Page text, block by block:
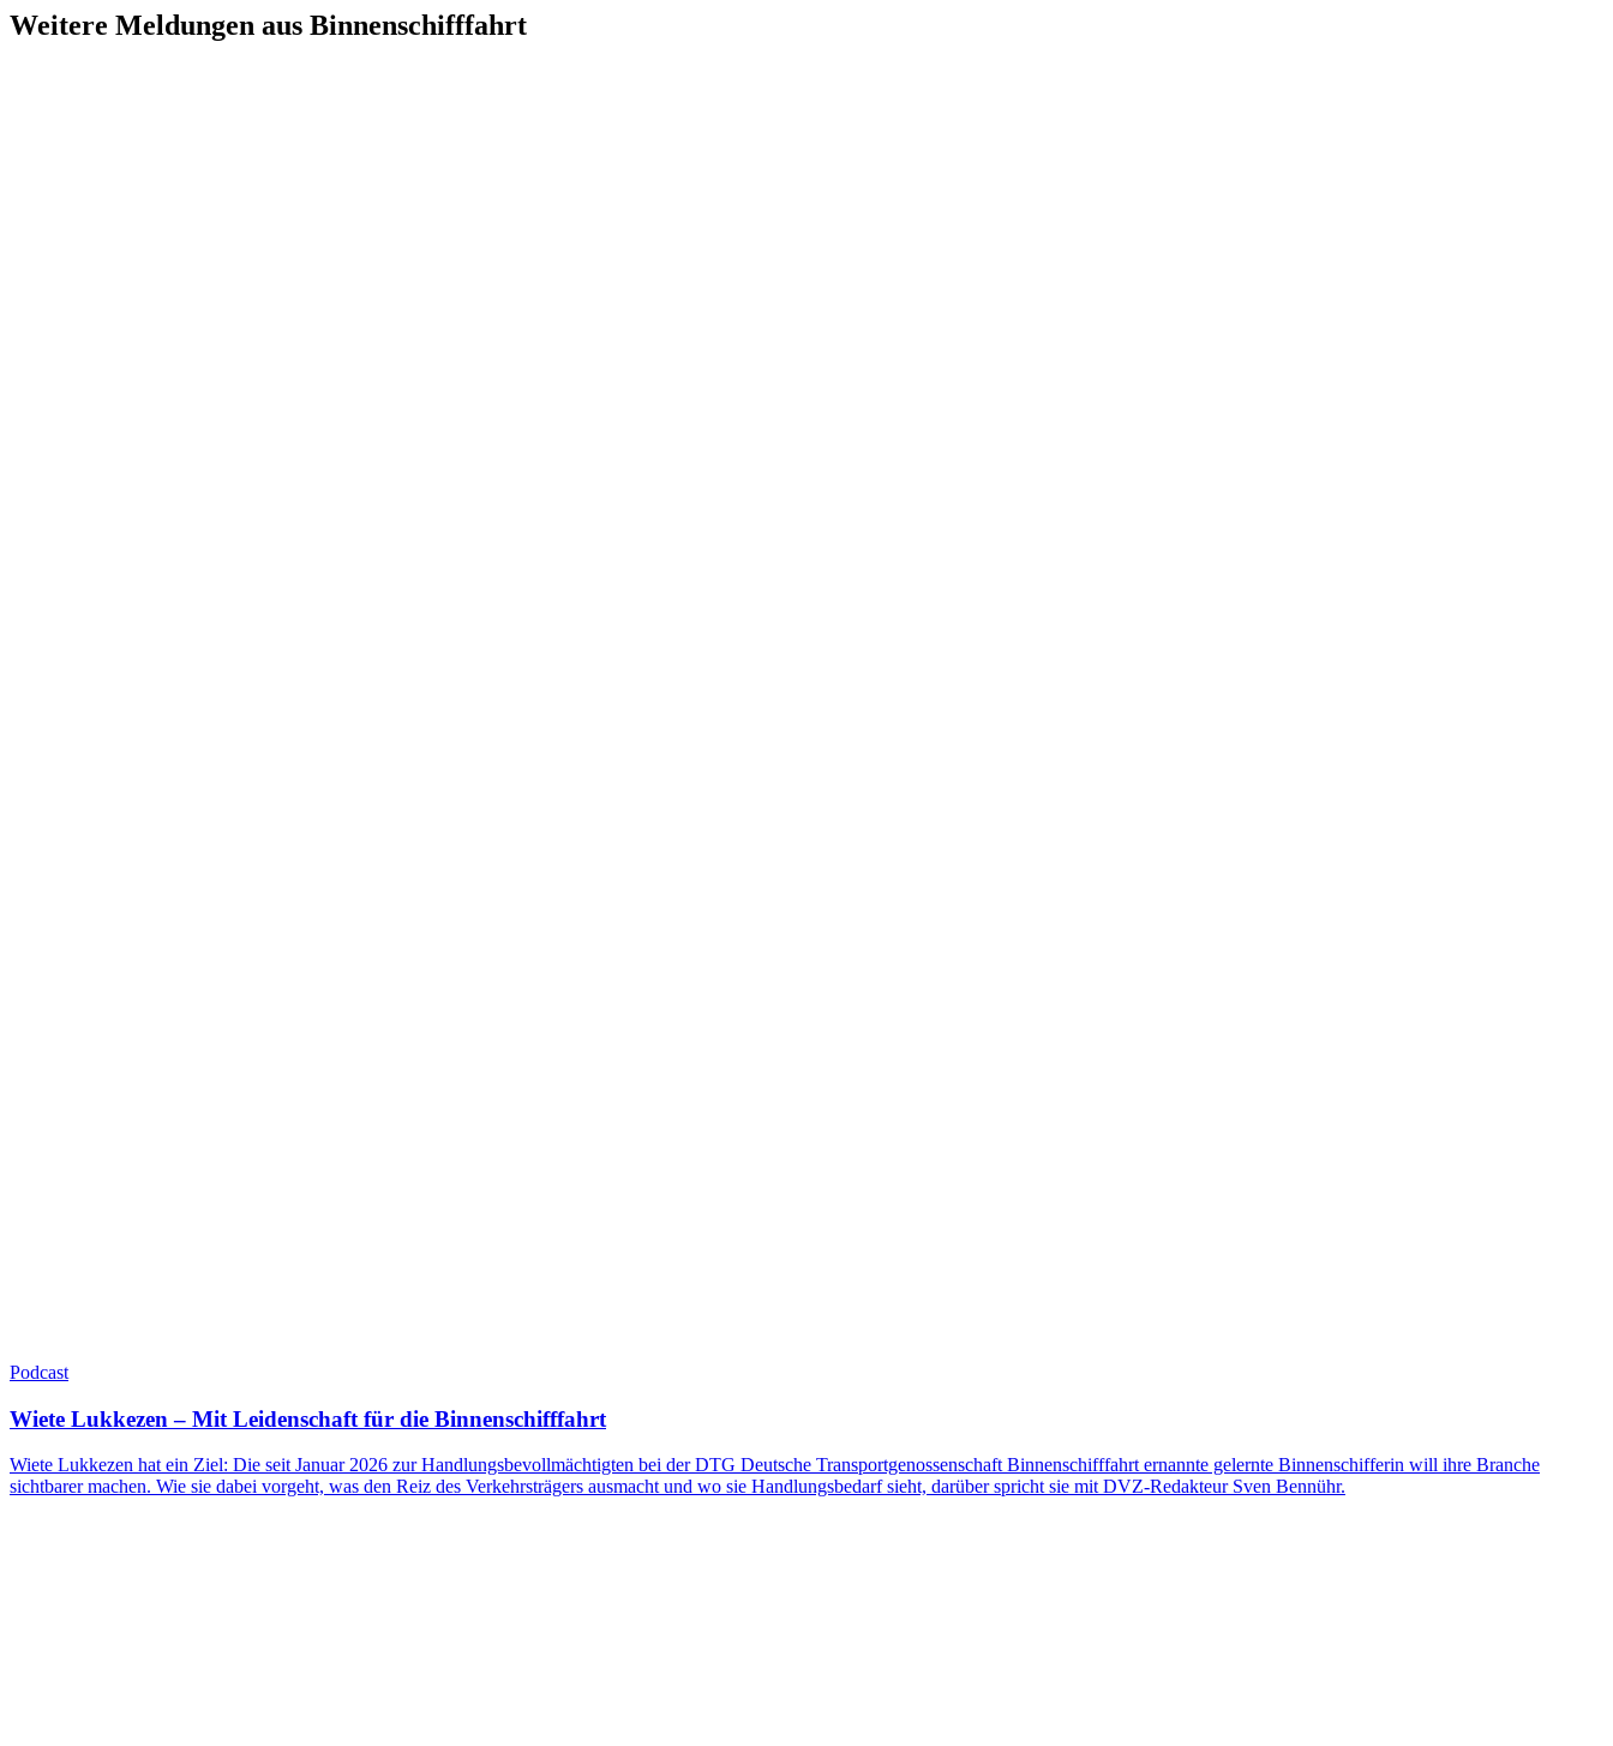
Weitere Meldungen aus Binnenschifffahrt
Podcast
Wiete Lukkezen – Mit Leidenschaft für die Binnenschifffahrt
Wiete Lukkezen hat ein Ziel: Die seit Januar 2026 zur Handlungsbevollmächtigten bei der DTG Deutsche Transportgenossenschaft Binnenschifffahrt ernannte gelernte Binnenschifferin will ihre Branche
sichtbarer machen. Wie sie dabei vorgeht, was den Reiz des Verkehrsträgers ausmacht und wo sie Handlungsbedarf sieht, darüber spricht sie mit DVZ-Redakteur Sven Bennühr.